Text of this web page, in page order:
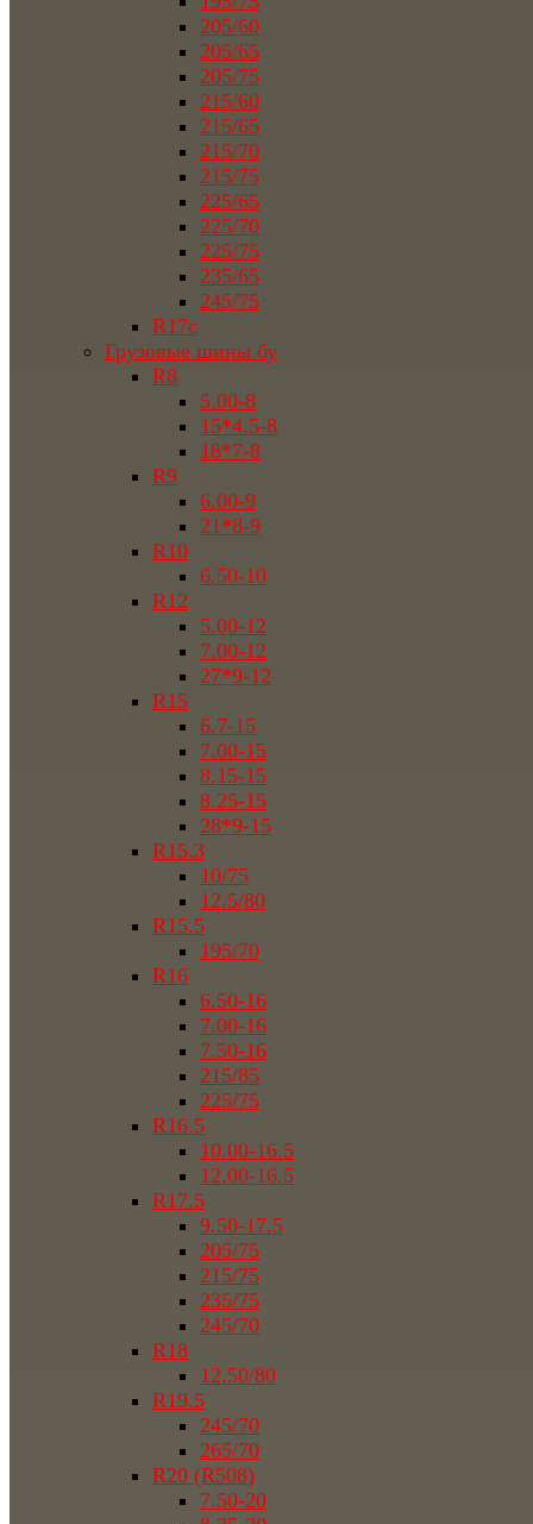
205/60
205/65
205/75
215/60
215/65
215/70
215/75
225/65
225/70
225/75
235/65
245/75
R17c
Грузовые шины бу
R8
5.00-8
15*4.5-8
18*7-8
R9
6.00-9
21*8-9
R10
6.50-10
R12
5.00-12
7.00-12
27*9-12
R15
6.7-15
7.00-15
8.15-15
8.25-15
28*9-15
R15.3
10/75
12.5/80
R15.5
195/70
R16
6.50-16
7.00-16
7.50-16
215/85
225/75
R16.5
10.00-16.5
12.00-16.5
R17.5
9.50-17.5
205/75
215/75
235/75
245/70
R18
12.50/80
R19.5
245/70
265/70
R20 (R508)
7.50-20